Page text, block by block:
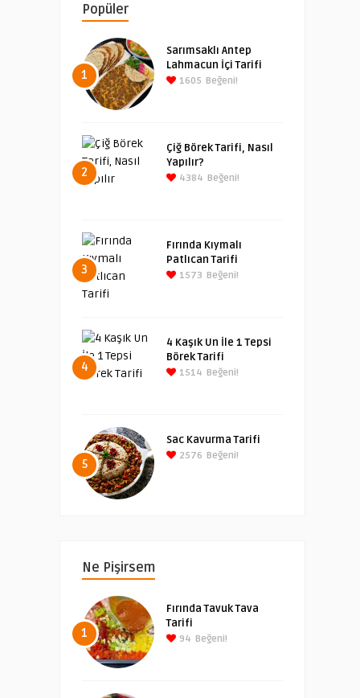
Popüler
1
Sarımsaklı Antep
Lahmacun İçi Tarifi
1605 Beğeni!
2
Çiğ Börek Tarifi, Nasıl
Yapılır?
4384 Beğeni!
3
Fırında Kıymalı
Patlıcan Tarifi
1573 Beğeni!
4
4 Kaşık Un İle 1 Tepsi
Börek Tarifi
1514 Beğeni!
5
Sac Kavurma Tarifi
2576 Beğeni!
Ne Pişirsem
1
Fırında Tavuk Tava
Tarifi
94 Beğeni!